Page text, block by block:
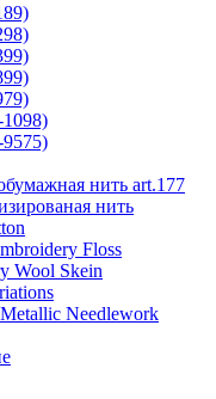
нить art.177
нить
Floss
Wool Skein
Needlework